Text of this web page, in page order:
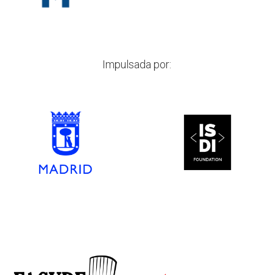
Impulsada por: